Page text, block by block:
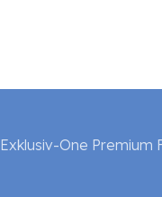
Exklusiv-One Premium